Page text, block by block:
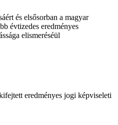
és elsősorban a magyar
évtizedes eredményes
elismeréséül
eredményes jogi képviseleti